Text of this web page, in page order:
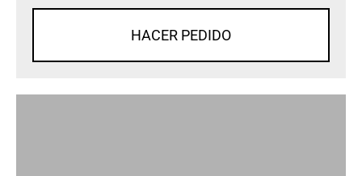
HACER PEDIDO